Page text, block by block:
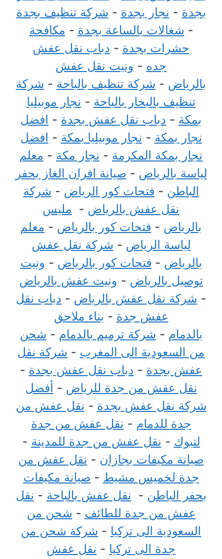
بجدة - نجار بجدة - شركة تنظيف بجدة
- شغالات بالساعة بجدة - مكافحة
حشرات بجدة - دباب نقل عفش
جده - ونيت نقل عفش
بالرياض - شركة تنظيف بالباحة - شركة
تنظيف بالبخار بالباحة - نجار موبيليا
بمكة - دباب نقل عفش بجدة - افضل
نجار بمكة - نجار موبيليا بمكة - افضل
نجار بمكة المكرمة - نجار مكة - معلم
لياسة بالرياض - صيانة افران الغاز بحفر
الباطن - فتحات كور الرياض - شركة
نقل عفش بالرياض - مليس
بالرياض - فتحات كور بالرياض - معلم
لياسة الرياض - شركة نقل عفش
بالرياض - فتحات كور بالرياض - ونيت
توصيل بالرياض - ونيت عفش بالرياض
- شركة نقل عفش بالرياض - دباب نقل
عفش جدة - بناء ملاحق
بالدمام - شركة ترميم بالدمام - شحن
من السعودية الى المغرب - شركة نقل
عفش بجدة - دباب نقل عفش بجدة -
نقل عفش من جدة للرياض - أفضل
شركة نقل عفش بجدة - نقل عفش من
جدة للدمام - نقل عفش من جدة
لتبوك - نقل عفش من جدة للمدينة -
صيانة مكيفات بجازان - نقل عفش من
جدة لخميس مشيط - صيانة مكيفات
بحفر الباطن - نقل عفش بالباحة - نقل
عفش من جدة للطائف - شحن من
السعودية الى تركيا - شركة شحن من
جدة الى تركيا - نقل عفش